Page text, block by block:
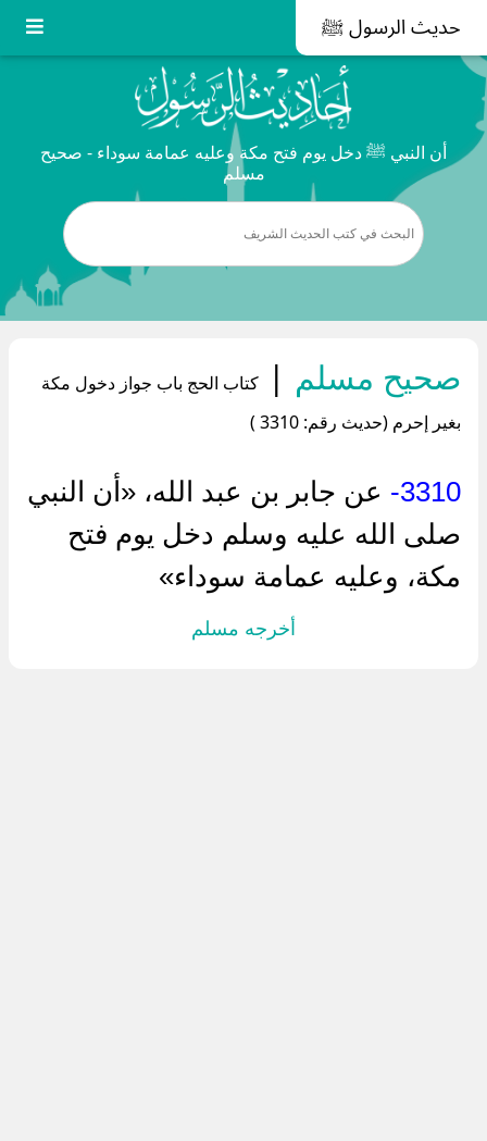
حديث الرسول ﷺ
أن النبي ﷺ دخل يوم فتح مكة وعليه عمامة سوداء - صحيح
مسلم
صحيح مسلم |
كتاب الحج باب جواز دخول مكة
بغير إحرم (حديث رقم: 3310 )
3310-
عن جابر بن عبد الله، «أن النبي
صلى الله عليه وسلم دخل يوم فتح
مكة، وعليه عمامة سوداء»
أخرجه مسلم